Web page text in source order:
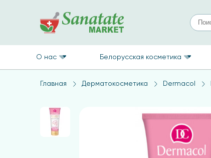
О нас Белорусская косметика
Главная Дерматокосметика Dermacol